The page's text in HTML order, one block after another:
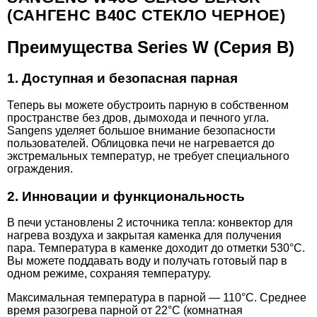
(САНГЕНС В40С СТЕКЛО ЧЕРНОЕ)
Преимущества Series W (Серия В)
1. Доступная и безопасная парная
Теперь вы можете обустроить парную в собственном
пространстве без дров, дымохода и печного угла.
Sangens уделяет большое внимание безопасности
пользователей. Облицовка печи не нагревается до
экстремальных температур, не требует специального
ограждения.
2. Инновации и функциональность
В печи установлены 2 источника тепла: конвектор для
нагрева воздуха и закрытая каменка для получения
пара. Температура в каменке доходит до отметки 530°C.
Вы можете поддавать воду и получать готовый пар в
одном режиме, сохраняя температуру.
Максимальная температура в парной — 110°C. Среднее
время разогрева парной от 22°C (комнатная